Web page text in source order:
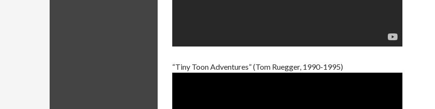
“Tiny Toon Adventures” (Tom Ruegger, 1990-1995)